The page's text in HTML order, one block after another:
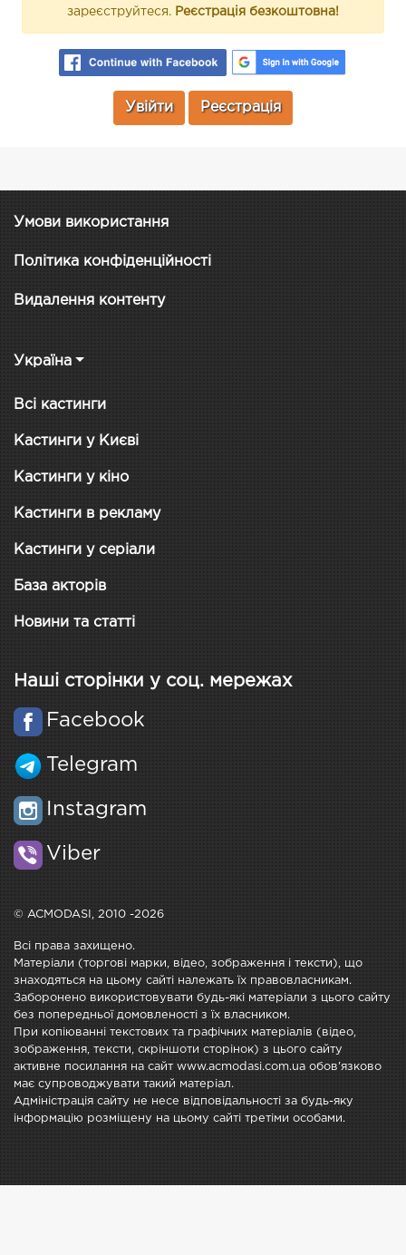
зареєструйтеся. Реєстрація безкоштовна!
Увійти Реєстрація
Умови використання
Політика конфіденційності
Видалення контенту
Україна
Всі кастинги
Кастинги у Києві
Кастинги у кіно
Кастинги в рекламу
Кастинги у серіали
База акторів
Новини та статті
Наші сторінки у соц. мережах
Facebook
Telegram
Instagram
Viber
© ACMODASI, 2010 -2026
Всі права захищено.
Матеріали (торгові марки, відео, зображення і тексти), що
знаходяться на цьому сайті належать їх правовласникам.
Заборонено використовувати будь-які матеріали з цього сайту
без попередньої домовленості з їх власником.
При копіюванні текстових та графічних матеріалів (відео,
зображення, тексти, скріншоти сторінок) з цього сайту
активне посилання на сайт www.acmodasi.com.ua обов'язково
має супроводжувати такий матеріал.
Адміністрація сайту не несе відповідальності за будь-яку
інформацію розміщену на цьому сайті третіми особами.